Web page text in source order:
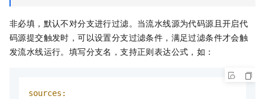
非必填，默认不对分支进行过滤。当流水线源为代码源且开启代
码源提交触发时，可以设置分支过滤条件，满足过滤条件才会触
发流水线运行。填写分支名，支持正则表达公式，如：
sources: